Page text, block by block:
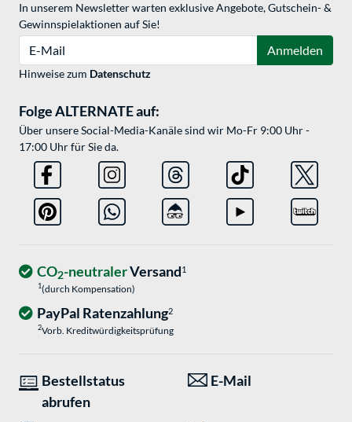
In unserem Newsletter warten exklusive Angebote, Gutschein- &
Gewinnspielaktionen auf Sie!
Anmelden
Hinweise zum Datenschutz
Folge ALTERNATE auf:
Über unsere Social-Media-Kanäle sind wir Mo-Fr 9:00 Uhr -
17:00 Uhr für Sie da.
CO2-neutralerVersand1
1(durch Kompensation)
PayPal Ratenzahlung2
2Vorb. Kreditwürdigkeitsprüfung
Bestellstatus
abrufen
E-Mail